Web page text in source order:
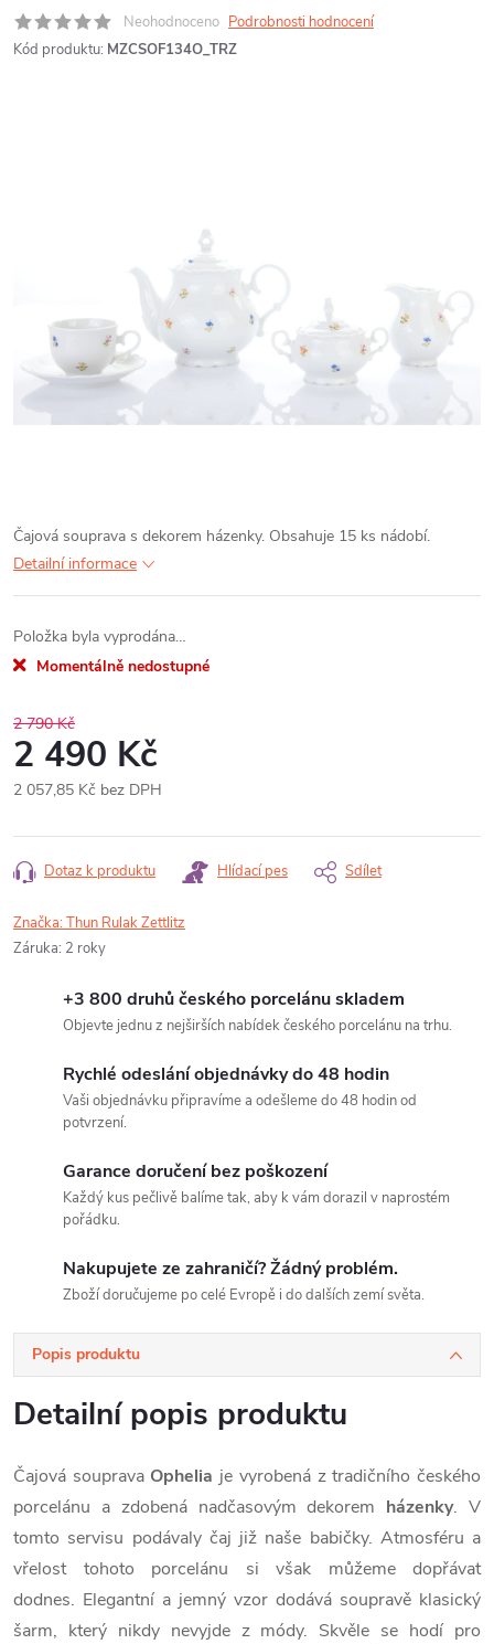
Neohodnoceno Podrobnosti hodnocení
Kód produktu: MZCSOF134O_TRZ
Čajová souprava s dekorem házenky. Obsahuje 15 ks nádobí.
Detailní informace
Položka byla vyprodána…
Momentálně nedostupné
2 790 Kč
2 490 Kč
2 057,85 Kč bez DPH
cena:
Dotaz k produktu Hlídací pes Sdílet
Značka:Thun Rulak Zettlitz
Záruka: 2 roky
+3 800 druhů českého porcelánu skladem
Objevte jednu z nejširších nabídek českého porcelánu na trhu.
Rychlé odeslání objednávky do 48 hodin
Vaši objednávku připravíme a odešleme do 48 hodin od
potvrzení.
Garance doručení bez poškození
Každý kus pečlivě balíme tak, aby k vám dorazil v naprostém
pořádku.
Nakupujete ze zahraničí? Žádný problém.
Zboží doručujeme po celé Evropě i do dalších zemí světa.
Popis produktu
Detailní popis produktu
Čajová souprava Ophelia je vyrobená z tradičního českého
porcelánu a zdobená nadčasovým dekorem házenky. V
tomto servisu podávaly čaj již naše babičky. Atmosféru a
vřelost tohoto porcelánu si však můžeme dopřávat
dodnes. Elegantní a jemný vzor dodává soupravě klasický
šarm, který nikdy nevyjde z módy. Skvěle se hodí pro